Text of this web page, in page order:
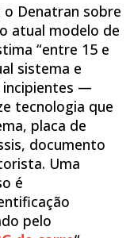
Denatran sobre
atual modelo de
“entre 15 e
sistema e
incipientes —
tecnologia que
placa de
documento
Uma
é
pelo